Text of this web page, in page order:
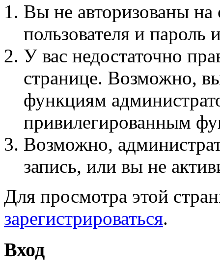
Вы не авторизованы на
пользователя и пароль
У вас недостаточно
странице. Возможно,
функциям
привилегированным
Возможно,
запись, или вы не
Для просмотра этой
зарегистрироваться.
Вход